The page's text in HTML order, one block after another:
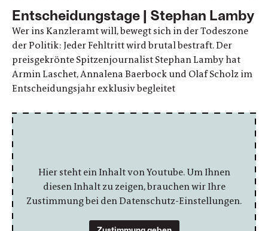
Entscheidungstage | Stephan Lamby
Wer ins Kanzleramt will, bewegt sich in der Todeszone
der Politik: Jeder Fehltritt wird brutal bestraft. Der
preisgekrönte Spitzenjournalist Stephan Lamby hat
Armin Laschet, Annalena Baerbock und Olaf Scholz im
Entscheidungsjahr exklusiv begleitet
Hier steht ein Inhalt von Youtube. Um Ihnen
diesen Inhalt zu zeigen, brauchen wir Ihre
Zustimmung bei den Datenschutz-Einstellungen.